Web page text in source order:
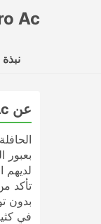
Ac
عن Chautari Metro Ac
بعبور
بدون
في